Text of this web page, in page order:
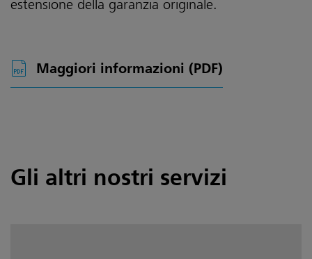
estensione della garanzia originale.
Maggiori informazioni (PDF)
Gli altri nostri servizi